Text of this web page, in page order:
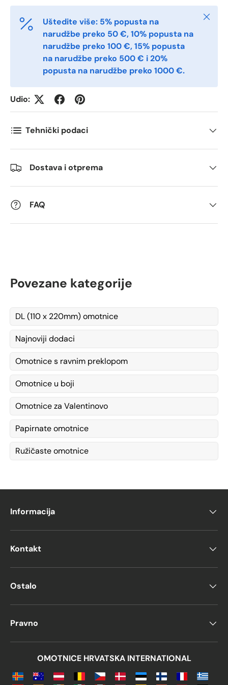
Postnummer
Antall *
Kommentarer
Uštedite više: 5% popusta na
narudžbe preko 50 €, 10% popusta na
narudžbe preko 100 €, 15% popusta
na narudžbe preko 500 € i 20%
popusta na narudžbe preko 1000 €.
Udio:
Tehnički podaci
Dostava i otprema
FAQ
Povezane kategorije
DL (110 x 220mm) omotnice
Najnoviji dodaci
Omotnice s ravnim preklopom
Omotnice u boji
Omotnice za Valentinovo
Papirnate omotnice
Ružičaste omotnice
Informacija
Kontakt
Ostalo
Pravno
OMOTNICE HRVATSKA INTERNATIONAL